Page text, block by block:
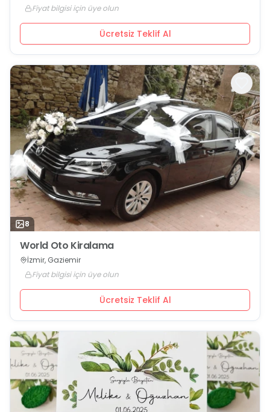
Fiyat bilgisi için üye olun
Ücretsiz Teklif Al
8
World Oto Kiralama
İzmir, Gaziemir
Fiyat bilgisi için üye olun
Ücretsiz Teklif Al